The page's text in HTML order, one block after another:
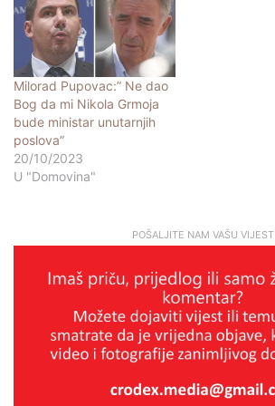
Milorad Pupovac:” Ne dao
Bog da mi Nikola Grmoja
bude ministar unutarnjih
poslova”
20/10/2023
U "Domovina"
POŠALJITE NAM VAŠU VIJEST